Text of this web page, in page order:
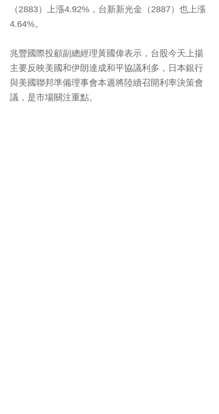
（2883）上漲4.92%，台新新光金（2887）也上漲
4.64%。
兆豐國際投顧副總經理黃國偉表示，台股今天上揚
主要反映美國和伊朗達成和平協議利多，日本銀行
與美國聯邦準備理事會本週將陸續召開利率決策會
議，是市場關注重點。